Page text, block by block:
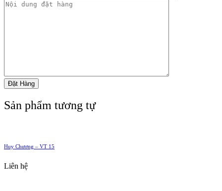
Sản phẩm tương tự
Huy Chương – VT 15
Liên hệ